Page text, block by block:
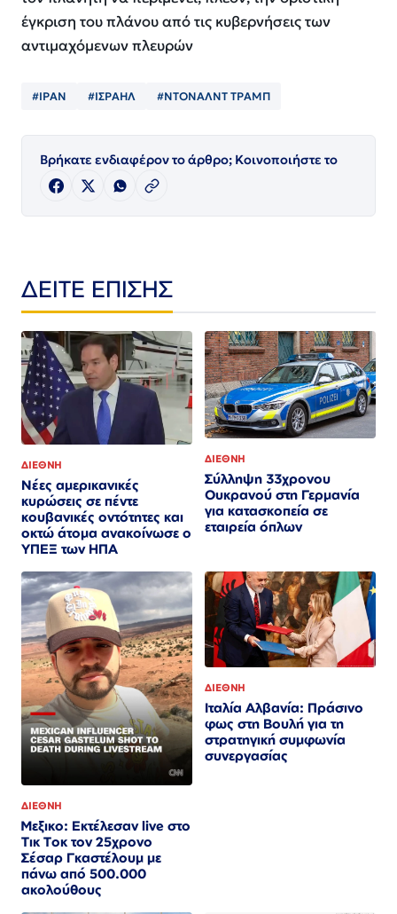
έγκριση του πλάνου από τις κυβερνήσεις των
αντιμαχόμενων πλευρών
#ΙΡΑΝ #ΙΣΡΑΗΛ #ΝΤΟΝΑΛΝΤ ΤΡΑΜΠ
Βρήκατε ενδιαφέρον το άρθρο; Κοινοποιήστε το
ΔΕΙΤΕ ΕΠΙΣΗΣ
ΔΙΕΘΝΗ
Νέες αμερικανικές
κυρώσεις σε πέντε
κουβανικές οντότητες και
οκτώ άτομα ανακοίνωσε ο
ΥΠΕΞ των ΗΠΑ
ΔΙΕΘΝΗ
Σύλληψη 33χρονου
Ουκρανού στη Γερμανία
για κατασκοπεία σε
εταιρεία όπλων
ΔΙΕΘΝΗ
Μεξικο: Εκτέλεσαν live στο
Τικ Τοκ τον 25χρονο
Σέσαρ Γκαστέλουμ με
πάνω από 500.000
ακολούθους
ΔΙΕΘΝΗ
Ιταλία Αλβανία: Πράσινο
φως στη Βουλή για τη
στρατηγική συμφωνία
συνεργασίας